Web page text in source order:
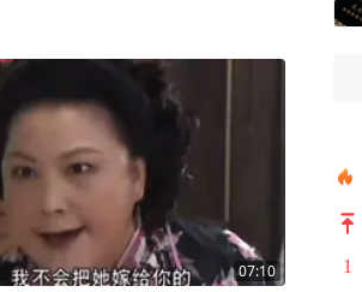
07:10 1